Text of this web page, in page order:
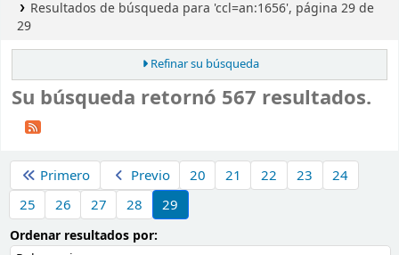
Resultados de búsqueda para 'ccl=an:1656', página 29 de
29
Refinar su búsqueda
Su búsqueda retornó 567 resultados.
Primero
Previo 20 21 22 23
24
25
26 27 28 29
Ordenar resultados por: